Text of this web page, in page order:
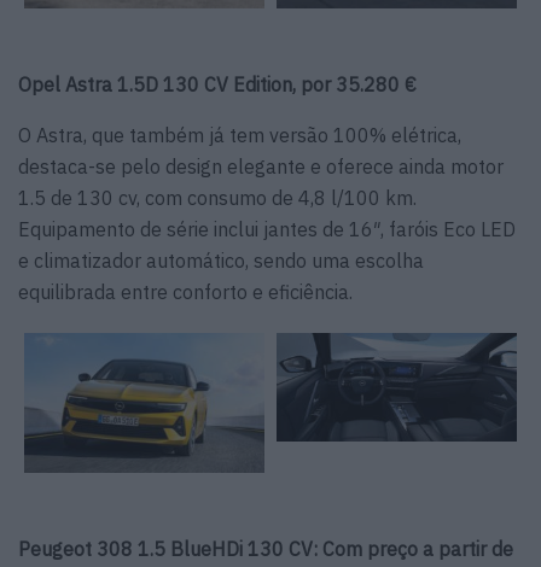
Opel Astra 1.5D 130 CV Edition, por 35.280 €
O Astra, que também já tem versão 100% elétrica,
destaca-se pelo design elegante e oferece ainda motor
1.5 de 130 cv, com consumo de 4,8 l/100 km.
Equipamento de série inclui jantes de 16″, faróis Eco LED
e climatizador automático, sendo uma escolha
equilibrada entre conforto e eficiência.
Peugeot 308 1.5 BlueHDi 130 CV: Com preço a partir de